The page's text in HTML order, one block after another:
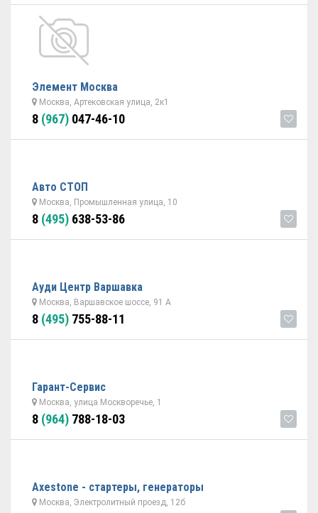
Элемент Москва
Москва, Артековская улица, 2к1
8 (967) 047-46-10
Авто СТОП
Москва, Промышленная улица, 10
8 (495) 638-53-86
Ауди Центр Варшавка
Москва, Варшавское шоссе, 91 А
8 (495) 755-88-11
Гарант-Cервис
Москва, улица Москворечье, 1
8 (964) 788-18-03
Axestone - стартеры, генераторы
Москва, Электролитный проезд, 12б